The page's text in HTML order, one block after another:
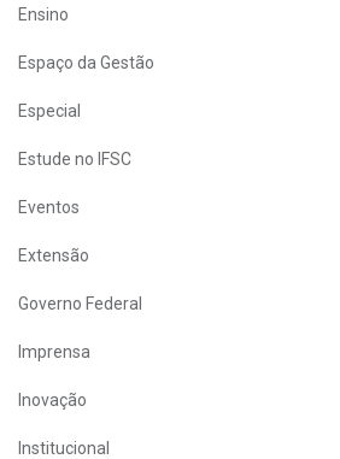
Ensino
Espaço da Gestão
Especial
Estude no IFSC
Eventos
Extensão
Governo Federal
Imprensa
Inovação
Institucional